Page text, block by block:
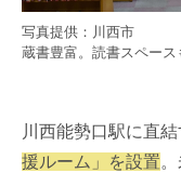
写真提供：川西市
蔵書豊富。読書スペー
川西能勢口駅に直結
援ルーム」を設置